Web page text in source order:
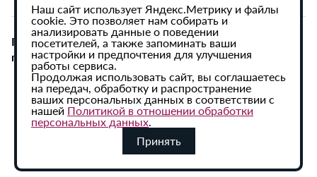
При использовании материалов сайта активная
гиперссылка на ИА «Регион 64» обязательна.
Наш сайт использует Яндекс.Метрику и файлы
cookie. Это позволяет нам собирать и
анализировать данные о поведении
посетителей, а также запоминать ваши
настройки и предпочтения для улучшения
работы сервиса.
Продолжая использовать сайт, вы соглашаетесь
на передач, обработку и распространение
ваших персональных данных в соответствии с
нашей Политикой в отношении обработки
персональных данных.
Принять